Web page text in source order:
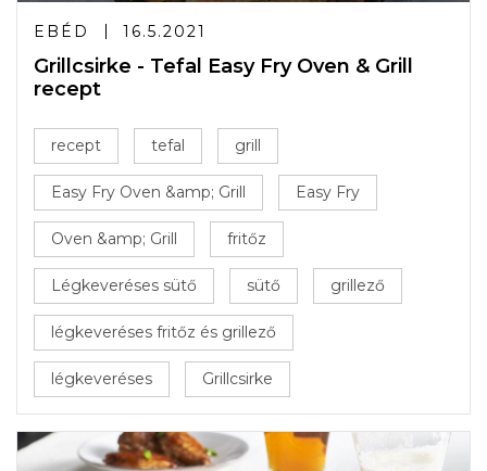
EBÉD 16.5.2021
Grillcsirke - Tefal Easy Fry Oven & Grill
recept
recept tefal grill
Easy Fry Oven &amp; Grill Easy Fry
Oven &amp; Grill fritőz
Légkeveréses sütő sütő grillező
légkeveréses fritőz és grillező
légkeveréses Grillcsirke